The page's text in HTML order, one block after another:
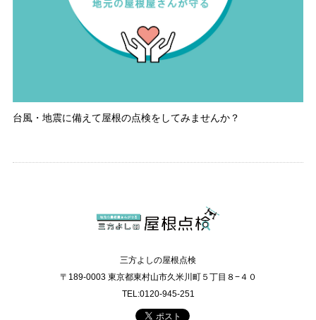
台風・地震に備えて屋根の点検をしてみませんか？
三方よしの屋根点検
〒189-0003 東京都東村山市久米川町５丁目８−４０
TEL:0120-945-251